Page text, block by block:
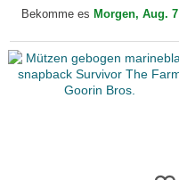
Bekomme es Morgen, Aug. 7